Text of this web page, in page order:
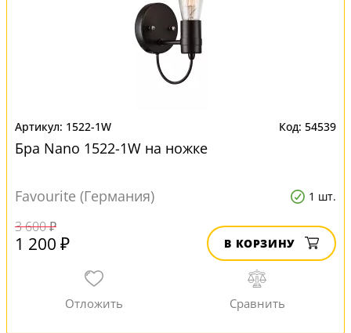
1522-1W 54539
Бра Nano 1522-1W на ножке
Favourite (Германия) 1 шт.
3 600 ₽
1 200 ₽ В КОРЗИНУ